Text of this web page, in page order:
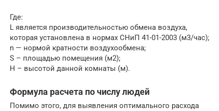
Где:
L является производительностью обмена воздуха,
которая установлена в нормах СНиП 41-01-2003 (м3/час);
n — нормой кратности воздухообмена;
S – площадью помещения (м2);
H – высотой данной комнаты (м).
Формула расчета по числу людей
Помимо этого, для выявления оптимального расхода